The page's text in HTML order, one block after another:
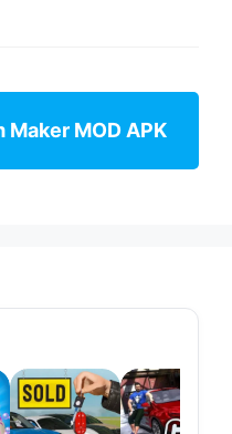
Maker MOD APK